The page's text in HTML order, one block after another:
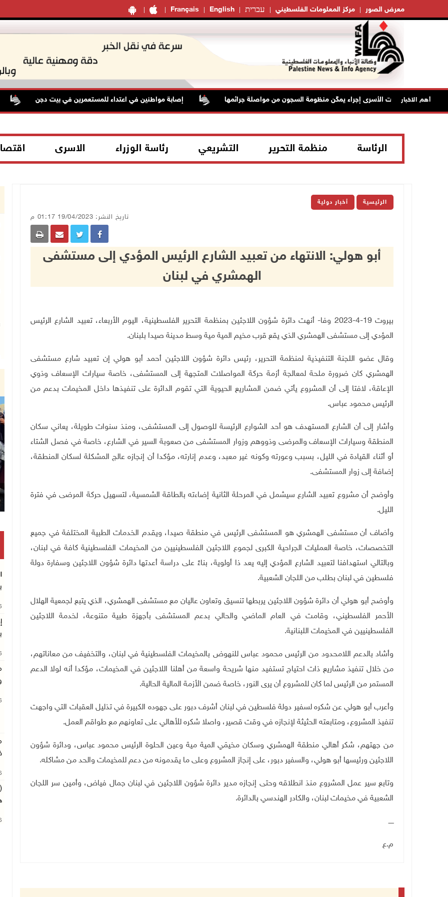
Français English עברית مركز المعلومات الفلسطيني معرض الصور
أهم الاخبار
أمرَ منع زيارات الأسرى إجراء يمكّن منظومة السجون من مواصلة جرائمها إصابة مواطنين في اعتداء للمستعمرين في بيت دجن
الرئاسة منظمة التحرير التشريعي رئاسة الوزراء الاسرى
الرئيسية أخبار دولية
تاريخ النشر: 19/04/2023 01:17 م
أبو هولي: الانتهاء من تعبيد الشارع الرئيس المؤدي إلى مستشفى
الهمشري في لبنان
بيروت 19-4-2023 وفا- أنهت دائرة شؤون اللاجئين بمنظمة التحرير الفلسطينية، اليوم الأربعاء، تعبيد الشارع الرئيس
المؤدي إلى مستشفى الهمشري الذي يقع قرب مخيم المية مية وسط مدينة صيدا بلبنان.
وقال عضو اللجنة التنفيذية لمنظمة التحرير، رئيس دائرة شؤون اللاجئين أحمد أبو هولي إن تعبيد شارع مستشفى
الهمشري كان ضرورة ملحة لمعالجة أزمة حركة المواصلات المتجهة إلى المستشفى، خاصة سيارات الإسعاف وذوي
الإعاقة، لافتا إلى أن المشروع يأتي ضمن المشاريع الحيوية التي تقوم الدائرة على تنفيذها داخل المخيمات بدعم من
الرئيس محمود عباس.
وأشار إلى أن الشارع المستهدف هو أحد الشوارع الرئيسة للوصول إلى المستشفى، ومنذ سنوات طويلة، يعاني سكان
المنطقة وسيارات الإسعاف والمرضى وذووهم وزوار المستشفى من صعوبة السير في الشارع، خاصة في فصل الشتاء
أو أثناء القيادة في الليل، بسبب وعورته وكونه غير معبد، وعدم إنارته، مؤكدا أن إنجازه عالج المشكلة لسكان المنطقة،
إضافة إلى زوار المستشفى.
وأوضح أن مشروع تعبيد الشارع سيشمل في المرحلة الثانية إضاءته بالطاقة الشمسية، لتسهيل حركة المرضى في فترة
الليل.
وأضاف أن مستشفى الهمشري هو المستشفى الرئيس في منطقة صيدا، ويقدم الخدمات الطبية المختلفة في جميع
التخصصات، خاصة العمليات الجراحية الكبرى لجموع اللاجئين الفلسطينيين من المخيمات الفلسطينية كافة في لبنان،
وبالتالي استهدافنا لتعبيد الشارع المؤدي إليه يعد ذا أولوية، بناءً على دراسة أعدتها دائرة شؤون اللاجئين وسفارة دولة
فلسطين في لبنان بطلب من اللجان الشعبية.
وأوضح أبو هولي أن دائرة شؤون اللاجئين يربطها تنسيق وتعاون عاليان مع مستشفى الهمشري، الذي يتبع لجمعية الهلال
الأحمر الفلسطيني، وقامت في العام الماضي والحالي بدعم المستشفى بأجهزة طبية متنوعة، لخدمة اللاجئين
الفلسطينيين في المخيمات اللبنانية.
وأشاد بالدعم اللامحدود من الرئيس محمود عباس للنهوض بالمخيمات الفلسطينية في لبنان، والتخفيف من معاناتهم،
من خلال تنفيذ مشاريع ذات احتياج تستفيد منها شريحة واسعة من أهلنا اللاجئين في المخيمات، مؤكدا أنه لولا الدعم
المستمر من الرئيس لما كان للمشروع أن يرى النور، خاصة ضمن الأزمة المالية الحالية.
وأعرب أبو هولي عن شكره لسفير دولة فلسطين في لبنان أشرف دبور على جهوده الكبيرة في تذليل العقبات التي واجهت
تنفيذ المشروع، ومتابعته الحثيثة لإنجازه في وقت قصير، واصلا شكره للأهالي على تعاونهم مع طواقم العمل.
من جهتهم، شكر أهالي منطقة الهمشري وسكان مخيمَي المية مية وعين الحلوة الرئيس محمود عباس، ودائرة شؤون
اللاجئين ورئيسها أبو هولي، والسفير دبور، على إنجاز المشروع وعلى ما يقدمونه من دعم للمخيمات والحد من مشاكله.
وتابع سير عمل المشروع منذ انطلاقه وحتى إنجازه مدير دائرة شؤون اللاجئين في لبنان جمال فياض، وأمين سر اللجان
الشعبية في مخيمات لبنان، والكادر الهندسي بالدائرة.
ـــــ
م.ع